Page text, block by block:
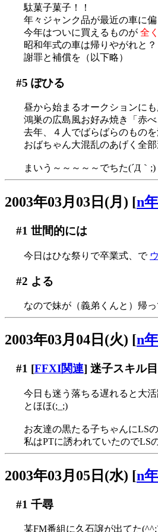
駄菓子菓子！！
年々ジャンク品が最近の車に
今年はついに買えるものが 全
昭和年式の車は帰りやがれと
謝罪と補償を（以下略）
#5 ぽひる
昼から始まるオークションに
鴻巣の広島風お好み焼き「赤べ
去年、４人でばらばらのものを
おばちゃん大混乱のあげく全
まいう～～～～～でちた(´Д｀;)
2003年03月03日(月) [n
#1 世間的には
今日はひな祭りで卒業式、で
#2 よる
なので妹が（義弟くんと）帰
2003年03月04日(火) [n
#1 [FFXI関連] 迷子スキル
今日も迷う落ちる遅れると大
とほほ(;_;)
お友達の黒たる子ちゃんにLS
私はPTに誘われていたのでLS
2003年03月05日(水) [n
#1 千尋
某FM番組に久石譲が出てた